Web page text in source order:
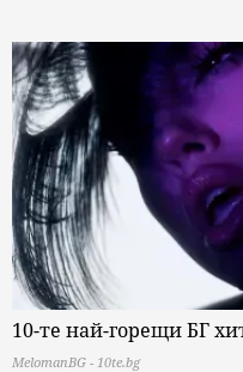
10-те най-горещи БГ
MelomanBG - 10te.bg